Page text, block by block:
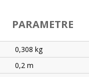
PARAMETRE
0,308 kg
0,2 m